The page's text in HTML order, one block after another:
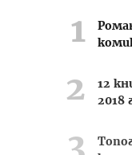
12
2018